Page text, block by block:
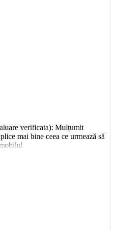
verificata): Mulțumit
mai bine ceea ce urmează să